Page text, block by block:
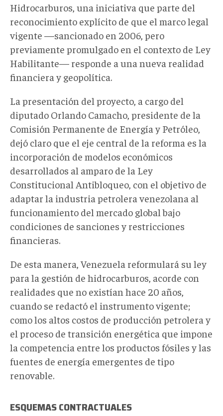
Hidrocarburos, una iniciativa que parte del
reconocimiento explícito de que el marco legal
vigente —sancionado en 2006, pero
previamente promulgado en el contexto de Ley
Habilitante— responde a una nueva realidad
financiera y geopolítica.
La presentación del proyecto, a cargo del
diputado Orlando Camacho, presidente de la
Comisión Permanente de Energía y Petróleo,
dejó claro que el eje central de la reforma es la
incorporación de modelos económicos
desarrollados al amparo de la Ley
Constitucional Antibloqueo, con el objetivo de
adaptar la industria petrolera venezolana al
funcionamiento del mercado global bajo
condiciones de sanciones y restricciones
financieras.
De esta manera, Venezuela reformulará su ley
para la gestión de hidrocarburos, acorde con
realidades que no existían hace 20 años,
cuando se redactó el instrumento vigente;
como los altos costos de producción petrolera y
el proceso de transición energética que impone
la competencia entre los productos fósiles y las
fuentes de energía emergentes de tipo
renovable.
ESQUEMAS CONTRACTUALES